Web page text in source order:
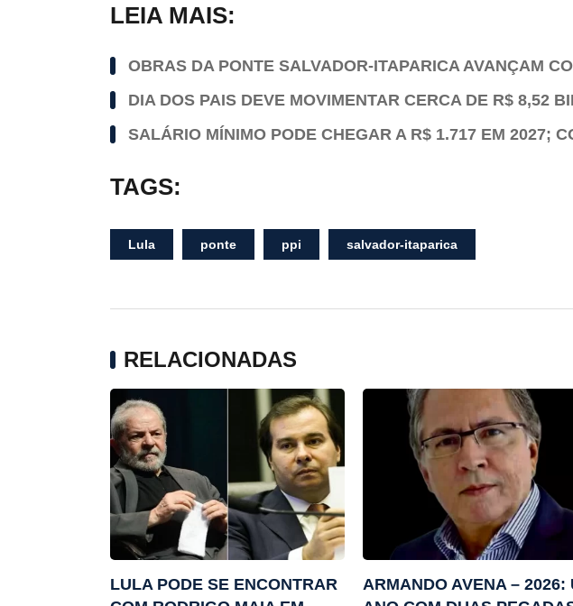
LEIA MAIS:
OBRAS DA PONTE SALVADOR-ITAPARICA AVANÇAM
DIA DOS PAIS DEVE MOVIMENTAR CERCA DE R$ 8,52
SALÁRIO MÍNIMO PODE CHEGAR A R$ 1.717 EM 2027;
TAGS:
Lula ponte ppi salvador-itaparica
RELACIONADAS
LULA PODE SE ENCONTRAR
ARMANDO AVENA – 2026: